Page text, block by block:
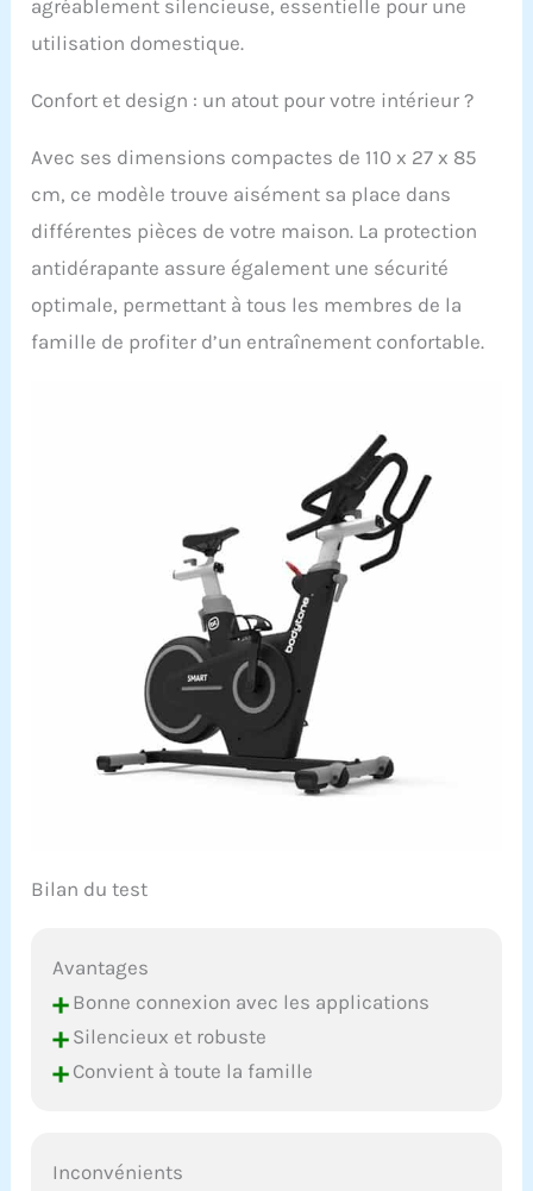
agréablement silencieuse, essentielle pour une
utilisation domestique.
Confort et design : un atout pour votre intérieur ?
Avec ses dimensions compactes de 110 x 27 x 85
cm, ce modèle trouve aisément sa place dans
différentes pièces de votre maison. La protection
antidérapante assure également une sécurité
optimale, permettant à tous les membres de la
famille de profiter d’un entraînement confortable.
Bilan du test
Avantages
+Bonne connexion avec les applications
+Silencieux et robuste
+Convient à toute la famille
Inconvénients